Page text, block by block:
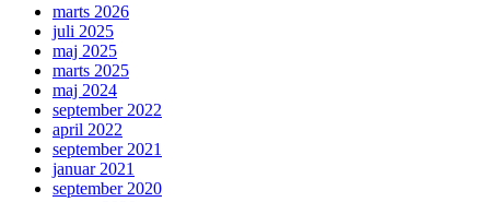
marts 2026
juli 2025
maj 2025
marts 2025
maj 2024
september 2022
april 2022
september 2021
januar 2021
september 2020